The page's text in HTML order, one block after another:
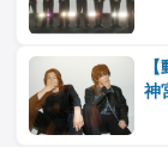
神